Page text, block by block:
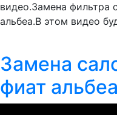
видео.Замена фильтра
альбеа.В этом видео
Замена
фиат альбеа